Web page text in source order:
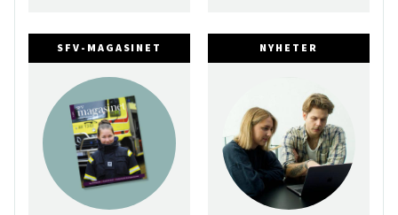
SFV-MAGASINET NYHETER